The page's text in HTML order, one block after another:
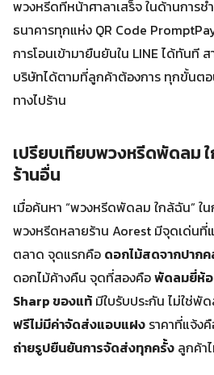
พวงหรีดที่หน้าศาลาเสร็จ ในด้านการช
ธนาคารทุกแห่ง QR Code
การโอนเข้ามายืนยันใน LINE ได้ทันที
บริษัทได้ตามที่ลูกค้าต้องการ ทุกขั้นตอ
ทางไปร้าน
เปรียบเทียบพวงหรีดพัดลม
ร้านอื่น
เมื่อค้นหา “พวงหรีดพัดลม ใกล้ฉัน” ใ
พวงหรีดหลายร้าน Aorest มีจุดเด่นที่
ตลาด จุดแรกคือ ดอกไม้สดจากปาก
ดอกไม้ค้างคืน จุดที่สองคือพัดลมยี่ห้
Sharp ของแท้ มีใบรับประกัน ไม่ใช่พั
ฟรีไม่มีค่าจัดส่งแอบแฝง ราคาที่แจ้ง
ถ่ายรูปยืนยันการจัดส่งทุกครั้ง ลูกค้า